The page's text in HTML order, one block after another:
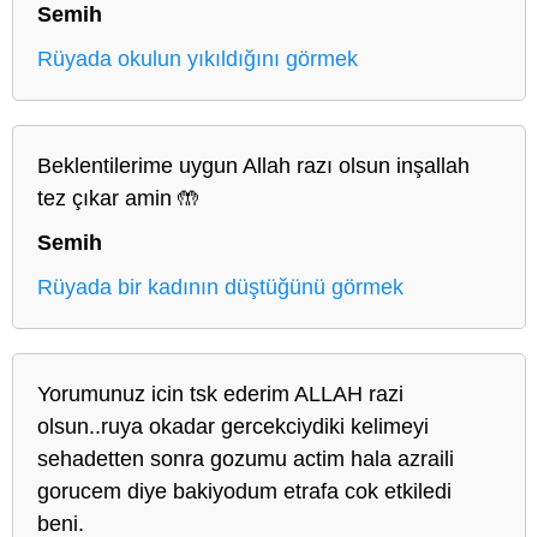
Semih
Rüyada okulun yıkıldığını görmek
Beklentilerime uygun Allah razı olsun inşallah
tez çıkar amin 🤲
Semih
Rüyada bir kadının düştüğünü görmek
Yorumunuz icin tsk ederim ALLAH razi
olsun..ruya okadar gercekciydiki kelimeyi
sehadetten sonra gozumu actim hala azraili
gorucem diye bakiyodum etrafa cok etkiledi
beni.